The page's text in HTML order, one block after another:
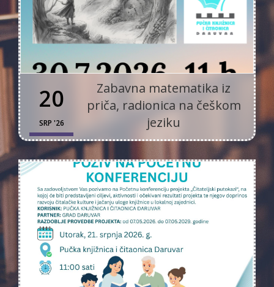
20
SRP '26
Zabavna matematika iz
priča, radionica na češkom
jeziku